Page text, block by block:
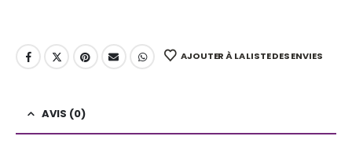
AJOUTER À LA LISTE DES ENVIES
AVIS (0)